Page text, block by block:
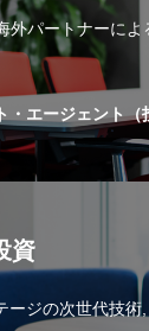
外パートナーに
・エージェント（
資
ージの次世代技